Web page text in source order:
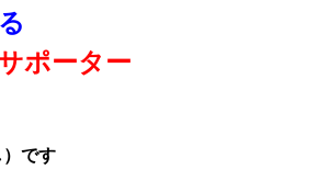
ポーター
です